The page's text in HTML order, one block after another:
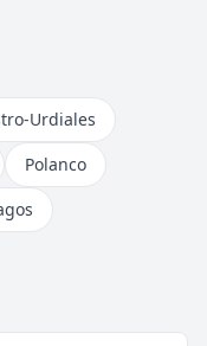
Urdiales
Polanco